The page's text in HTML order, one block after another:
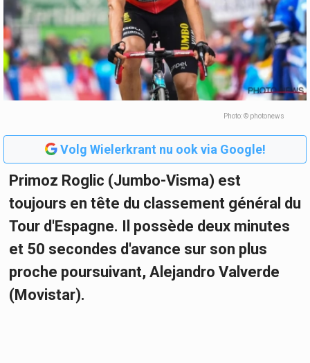
Photo: © photonews
Volg Wielerkrant nu ook via Google!
Primoz Roglic (Jumbo-Visma) est
toujours en tête du classement général du
Tour d'Espagne. Il possède deux minutes
et 50 secondes d'avance sur son plus
proche poursuivant, Alejandro Valverde
(Movistar).